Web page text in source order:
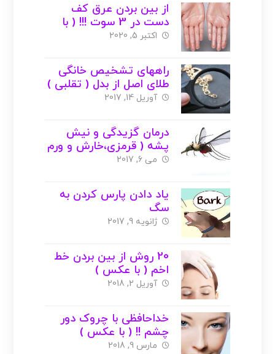
از بین بردن عرق کف
دست در 3 سوت !!! ( با
عکس )
اکتبر 5, 2020
راههای تشخیص خانگی
طلای اصل از بدل ( تقلبی )
+ عکس
آوریل 14, 2017
درمان گزیدگی و نیش
پشه ( قرمزی،خارش و ورم
) با عکس
می 6, 2017
یاد دادن پارس کردن به
سگ
ژانویه 9, 2017
20 روش از بین بردن خط
اخم ( با عکس )
آوریل 2, 2018
خداحافظی با چروک دور
چشم !! ( با عکس )
مارس 9, 2018